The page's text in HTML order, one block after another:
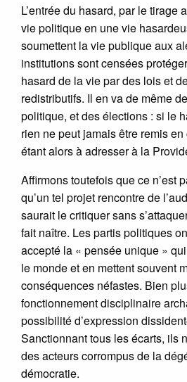
L’entrée du hasard, par le tirage
vie politique en une vie
soumettent la vie publique aux
institutions sont censées
hasard de la vie par des lois et
redistributifs. Il en va de même
politique, et des élections : si le
rien ne peut jamais être remis
étant alors à adresser à la
Affirmons toutefois que ce n’est
qu’un tel projet rencontre de
saurait le critiquer sans
fait naître. Les partis politiques
accepté la « pensée unique »
le monde et en mettent souvent
conséquences néfastes. Bien
fonctionnement disciplinaire
possibilité d’expression
Sanctionnant tous les écarts, ils
des acteurs corrompus de la
démocratie.